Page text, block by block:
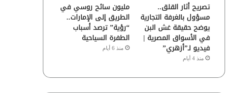
تصريح أثار القلق..
مسؤول بالغرفة التجارية
يوضح حقيقة غش البن
في الأسواق المصرية |
فيديو لـ”أزهري”
منذ 4 أيام
مليون سائح روسي في
الطريق إلى الإمارات..
“رؤية” ترصد أسباب
الطفرة السياحية
منذ 6 أيام